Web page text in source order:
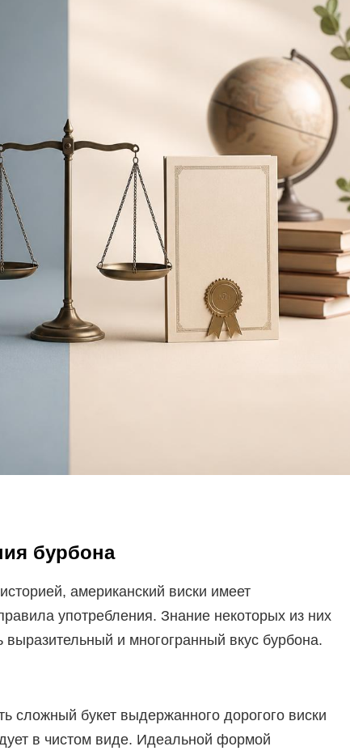
бурбона
американский виски имеет
употребления. Знание некоторых из них
и многогранный вкус бурбона.
сложный букет выдержанного дорогого виски
в чистом виде. Идеальной формой